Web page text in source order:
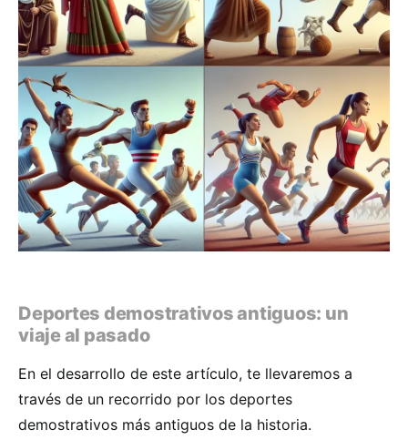
Deportes demostrativos antiguos: un
viaje al pasado
En el desarrollo de este artículo, te llevaremos a
través de un recorrido por los deportes
demostrativos más antiguos de la historia.